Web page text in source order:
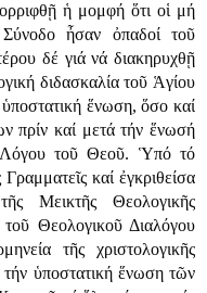
ἡ μομφή ὅτι οἱ μή
Σύνοδο ἦσαν ὀπαδοί τοῦ
δέ γιά νά διακηρυχθῇ
διδασκαλία τοῦ Ἁγίου
ἕνωση, ὅσο καί
πρίν καί μετά τήν ἕνωσή
Λόγου τοῦ Θεοῦ. Ὑπό τό
καί ἐγκριθείσα
Μεικτῆς Θεολογικῆς
Θεολογικοῦ Διαλόγου
τῆς χριστολογικῆς
ὑποστατική ἕνωση τῶν